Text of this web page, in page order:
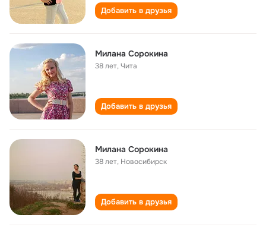
Добавить в друзья
Милана Сорокина
38 лет,Чита
Добавить в друзья
Милана Сорокина
38 лет, Новосибирск
Добавить в друзья